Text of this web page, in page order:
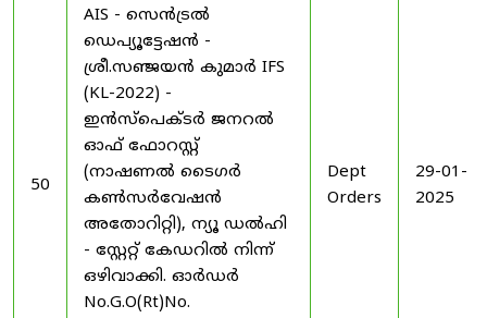
50
AIS - സെൻട്രൽ
ഡെപ്യൂട്ടേഷൻ -
ശ്രീ.സഞ്ജയൻ കുമാർ IFS
(KL-2022) -
ഇൻസ്പെക്ടർ ജനറൽ
ഓഫ് ഫോറസ്റ്റ്
(നാഷണൽ ടൈഗർ
കൺസർവേഷൻ
അതോറിറ്റി), ന്യൂ ഡൽഹി
- സ്റ്റേറ്റ് കേഡറിൽ നിന്ന്
ഒഴിവാക്കി. ഓർഡർ
No.G.O(Rt)No.
Dept
Orders
29-01-
2025